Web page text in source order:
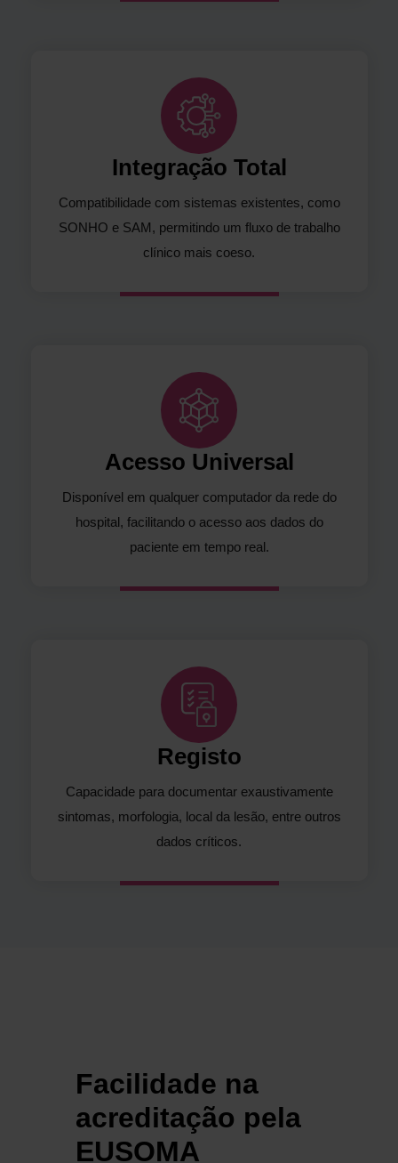
Integração Total
Compatibilidade com sistemas existentes, como
SONHO e SAM, permitindo um fluxo de trabalho
clínico mais coeso.
Acesso Universal
Disponível em qualquer computador da rede do
hospital, facilitando o acesso aos dados do
paciente em tempo real.
Registo
Capacidade para documentar exaustivamente
sintomas, morfologia, local da lesão, entre outros
dados críticos.
Facilidade na
acreditação pela
EUSOMA